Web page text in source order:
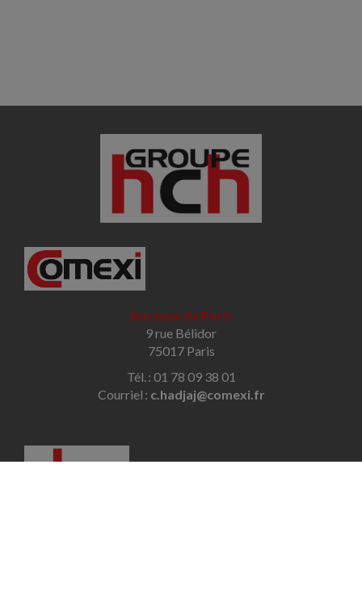
Bureaux de Paris
9 rue Bélidor
75017 Paris
Tél. : 01 78 09 38 01
Courriel : c.hadjaj@comexi.fr